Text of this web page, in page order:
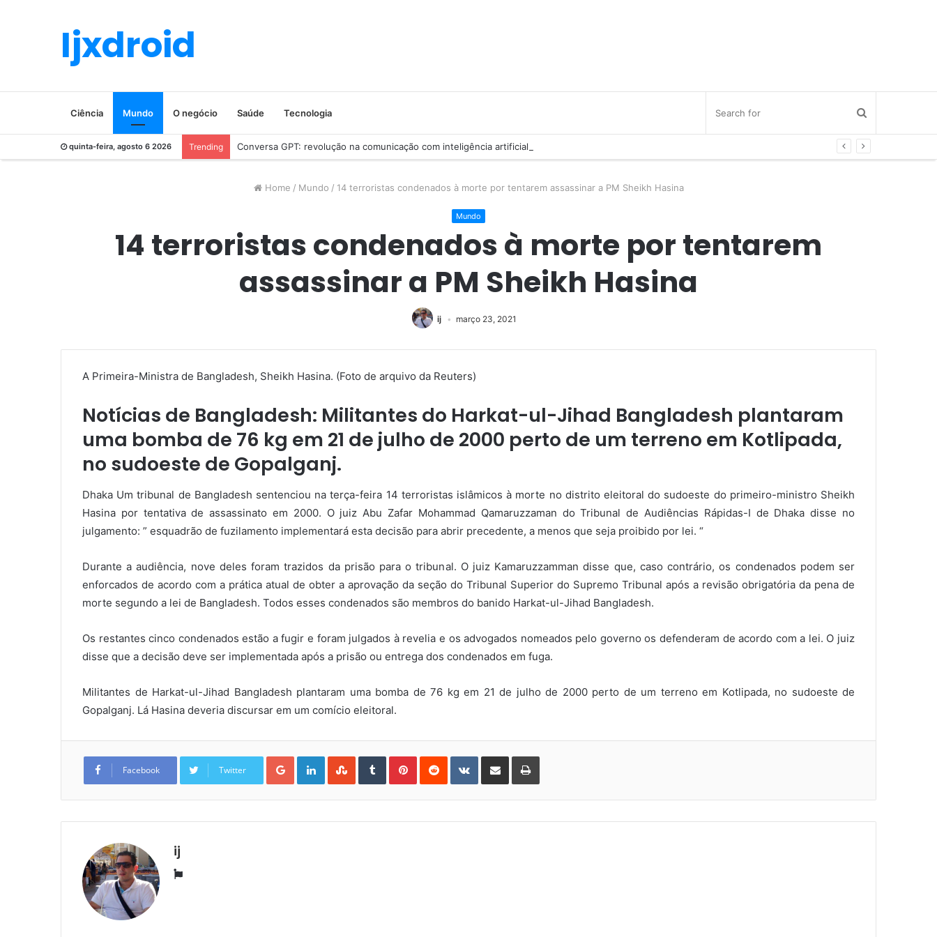
Ijxdroid
Ciência Mundo O negócio Saúde Tecnologia
quinta-feira, agosto 6 2026 Trending Conversa GPT: revolução na comunicação com inteligência artificial
Home / Mundo / 14 terroristas condenados à morte por tentarem assassinar a PM Sheikh Hasina
Mundo
14 terroristas condenados à morte por tentarem
assassinar a PM Sheikh Hasina
ij março 23, 2021
A Primeira-Ministra de Bangladesh, Sheikh Hasina. (Foto de arquivo da Reuters)
Notícias de Bangladesh: Militantes do Harkat-ul-Jihad Bangladesh plantaram
uma bomba de 76 kg em 21 de julho de 2000 perto de um terreno em Kotlipada,
no sudoeste de Gopalganj.
Dhaka Um tribunal de Bangladesh sentenciou na terça-feira 14 terroristas islâmicos à morte no distrito eleitoral do sudoeste do primeiro-ministro Sheikh
Hasina por tentativa de assassinato em 2000. O juiz Abu Zafar Mohammad Qamaruzzaman do Tribunal de Audiências Rápidas-I de Dhaka disse no
julgamento: ” esquadrão de fuzilamento implementará esta decisão para abrir precedente, a menos que seja proibido por lei. “
Durante a audiência, nove deles foram trazidos da prisão para o tribunal. O juiz Kamaruzzamman disse que, caso contrário, os condenados podem ser
enforcados de acordo com a prática atual de obter a aprovação da seção do Tribunal Superior do Supremo Tribunal após a revisão obrigatória da pena de
morte segundo a lei de Bangladesh. Todos esses condenados são membros do banido Harkat-ul-Jihad Bangladesh.
Os restantes cinco condenados estão a fugir e foram julgados à revelia e os advogados nomeados pelo governo os defenderam de acordo com a lei. O juiz
disse que a decisão deve ser implementada após a prisão ou entrega dos condenados em fuga.
Militantes de Harkat-ul-Jihad Bangladesh plantaram uma bomba de 76 kg em 21 de julho de 2000 perto de um terreno em Kotlipada, no sudoeste de
Gopalganj. Lá Hasina deveria discursar em um comício eleitoral.
Facebook Twitter
Google+LinkedInStumbleUpon
TumblrPinterestReddit VKontakteShare
Email
Print
ij
Website